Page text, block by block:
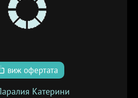
виж офертата
Катерини